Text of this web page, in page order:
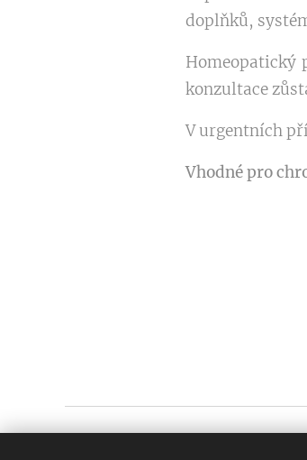
doplňků,
Homeopatický
konzultace
V urgentních
Vhodné pro